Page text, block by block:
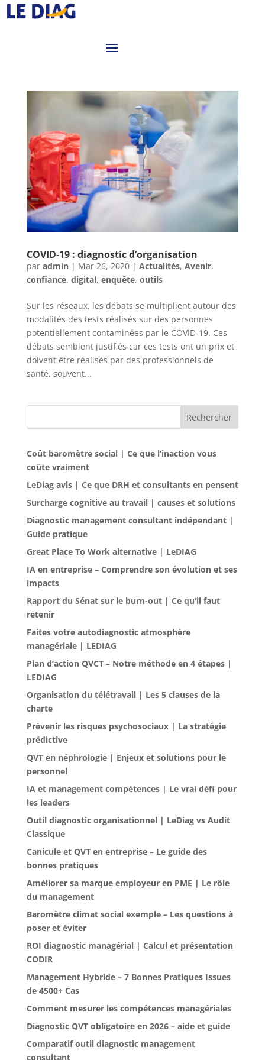
COVID-19 : diagnostic d’organisation
par admin| Mar 26, 2020| Actualités, Avenir,
confiance, digital, enquête, outils
Sur les réseaux, les débats se multiplient autour des
modalités des tests réalisés sur des personnes
potentiellement contaminées par le COVID-19. Ces
débats semblent justifiés car ces tests ont un prix et
doivent être réalisés par des professionnels de
santé, souvent...
Rechercher
Coût baromètre social | Ce que l’inaction vous
coûte vraiment
LeDiag avis | Ce que DRH et consultants en pensent
Surcharge cognitive au travail | causes et solutions
Diagnostic management consultant indépendant |
Guide pratique
Great Place To Work alternative | LeDIAG
IA en entreprise – Comprendre son évolution et ses
impacts
Rapport du Sénat sur le burn-out | Ce qu’il faut
retenir
Faites votre autodiagnostic atmosphère
managériale | LEDIAG
Plan d’action QVCT – Notre méthode en 4 étapes |
LEDIAG
Organisation du télétravail | Les 5 clauses de la
charte
Prévenir les risques psychosociaux | La stratégie
prédictive
QVT en néphrologie | Enjeux et solutions pour le
personnel
IA et management compétences | Le vrai défi pour
les leaders
Outil diagnostic organisationnel | LeDiag vs Audit
Classique
Canicule et QVT en entreprise – Le guide des
bonnes pratiques
Améliorer sa marque employeur en PME | Le rôle
du management
Baromètre climat social exemple – Les questions à
poser et éviter
ROI diagnostic managérial | Calcul et présentation
CODIR
Management Hybride – 7 Bonnes Pratiques Issues
de 4500+ Cas
Comment mesurer les compétences managériales
Diagnostic QVT obligatoire en 2026 – aide et guide
Comparatif outil diagnostic management
consultant